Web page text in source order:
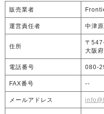
販売業者
運営責任者 中津
住所
〒
大阪
電話番号 080-
FAX番号 --
メールアドレス